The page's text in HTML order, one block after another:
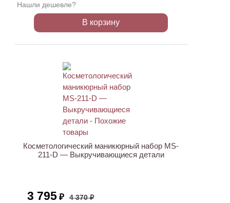
Нашли дешевле?
В корзину
Косметологический маникюрный набор MS-
211-D — Выкручивающиеся детали
3 795 ₽ 4 370 ₽